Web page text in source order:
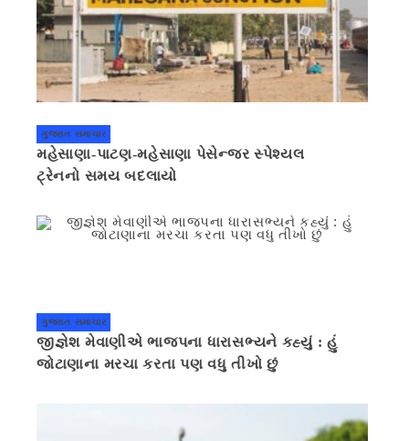
ગુજરાત સમાચાર
મહેસાણા-પાટણ-મહેસાણા પેસેન્જર સ્પેશ્યલ
ટ્રેનનો સમય બદલાયો
ગુજરાત સમાચાર
જીજ્ઞેશ મેવાણીએ ભાજપના ધારાસભ્યને કહ્યું : હું
જોટાણાના મરચા કરતા પણ વધુ તીખો છું